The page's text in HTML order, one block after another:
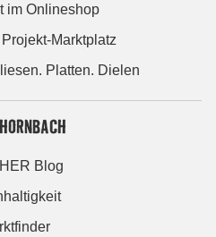
im Onlineshop
Marktplatz
Platten. Dielen
Blog